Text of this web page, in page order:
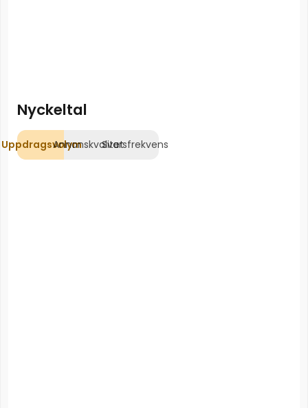
Nyckeltal
UppdragsvolymAnnonskvalitetSvarsfrekvens